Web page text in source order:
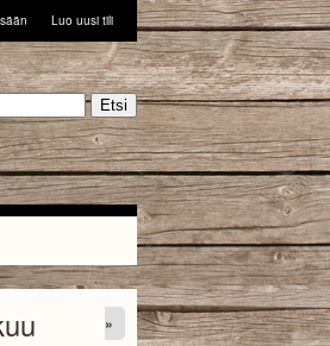
Luo uusi tili
»